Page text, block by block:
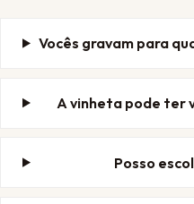
Vocês gravam para
A vinheta pode ter
Posso